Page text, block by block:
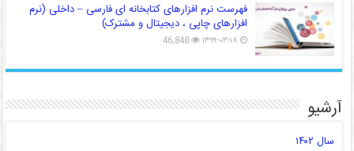
فهرست نرم افزارهای کتابخانه ای فارسی – داخلی (نرم
افزارهای چاپی ، دیجیتال و مشترک)
۱۳۹۹-۰۳-۱۸ 46,848
آرشیو
سال ۱۴۰۲